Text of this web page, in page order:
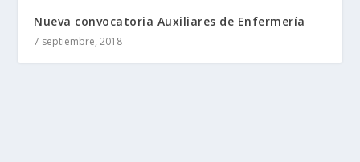
Nueva convocatoria Auxiliares de Enfermería
7 septiembre, 2018